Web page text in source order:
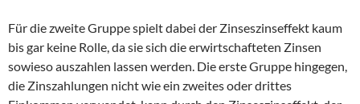
Für die zweite Gruppe spielt dabei der Zinseszinseffekt kaum
bis gar keine Rolle, da sie sich die erwirtschafteten Zinsen
sowieso auszahlen lassen werden. Die erste Gruppe hingegen,
die Zinszahlungen nicht wie ein zweites oder drittes